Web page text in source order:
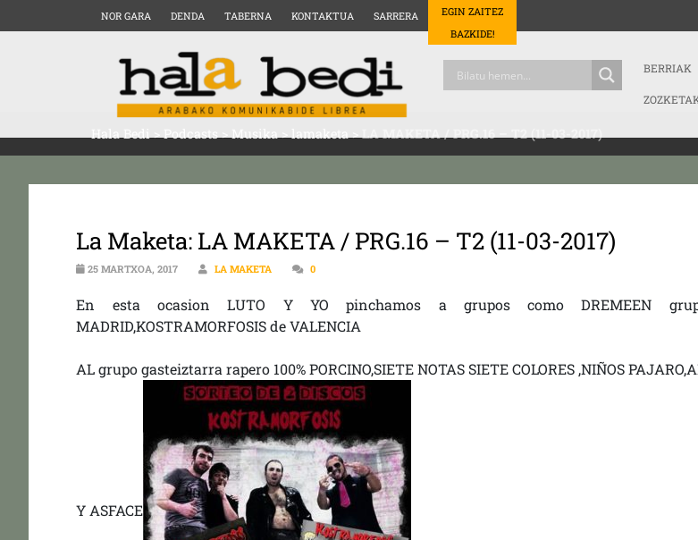
NOR GARA DENDA TABERNA KONTAKTUA SARRERA
EGIN ZAITEZ
BAZKIDE!
BERRIAK
Hala Bedi>Podcasts>Musika>lamaketa>LA MAKETA / PRG.16 – T2 (11-03-2017)
La Maketa: LA MAKETA / PRG.16 – T2 (11-03-2017)
25 MARTXOA, 2017 LA MAKETA 0
En esta ocasion LUTO Y YO pinchamos a grupos como DREMEEN
MADRID,KOSTRAMORFOSIS de VALENCIA
AL grupo gasteiztarra rapero 100% PORCINO,SIETE NOTAS SIETE COLORES ,NIÑOS
Y ASFACE